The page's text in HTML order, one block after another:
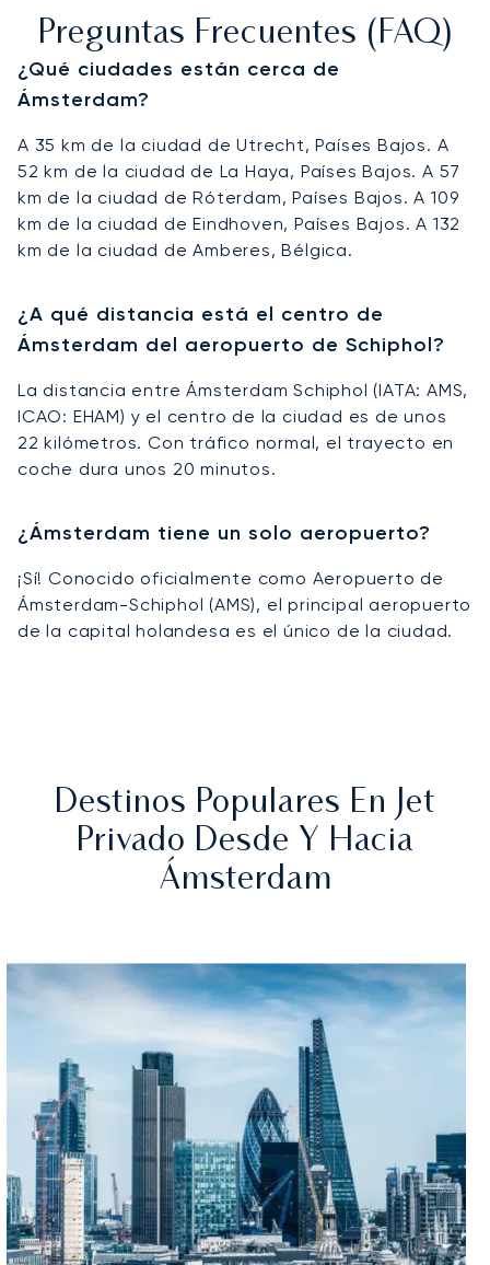
Preguntas Frecuentes (FAQ)
¿Qué ciudades están cerca de
Ámsterdam?
A 35 km de la ciudad de Utrecht, Países Bajos. A
52 km de la ciudad de La Haya, Países Bajos. A 57
km de la ciudad de Róterdam, Países Bajos. A 109
km de la ciudad de Eindhoven, Países Bajos. A 132
km de la ciudad de Amberes, Bélgica.
¿A qué distancia está el centro de
Ámsterdam del aeropuerto de Schiphol?
La distancia entre Ámsterdam Schiphol (IATA: AMS,
ICAO: EHAM) y el centro de la ciudad es de unos
22 kilómetros. Con tráfico normal, el trayecto en
coche dura unos 20 minutos.
¿Ámsterdam tiene un solo aeropuerto?
¡Sí! Conocido oficialmente como Aeropuerto de
Ámsterdam-Schiphol (AMS), el principal aeropuerto
de la capital holandesa es el único de la ciudad.
Destinos Populares En Jet
Privado Desde Y Hacia
Ámsterdam